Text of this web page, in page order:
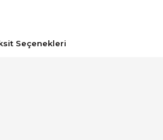
Seçenekleri